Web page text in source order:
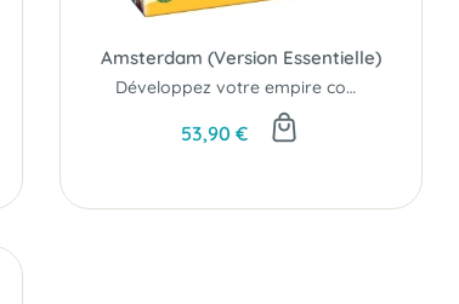
Amsterdam (Version Essentielle)
Développez votre empire commercial dans Amsterdam...
53,90 €